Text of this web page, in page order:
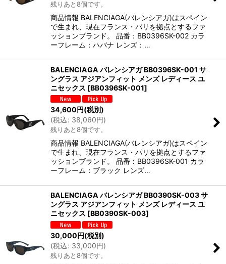
残りあと8個です。
商品情報 BALENCIAGA(バレンシアガ)はスペイン
で生まれ、現在フランス・パリを拠点とするファ
ッションブランド。 品番：BB0396SK-002 カラ
ーフレーム：ハバナ レンズ：…
BALENCIAGA バレンシアガ BB0396SK-001 サ
ングラス アジアンフィット メンズ レディース ユ
ニセックス [BB0396SK-001]
34,600円(税別)
(税込: 38,060円)
残りあと8個です。
商品情報 BALENCIAGA(バレンシアガ)はスペイン
で生まれ、現在フランス・パリを拠点とするファ
ッションブランド。 品番：BB0396SK-001 カラ
ーフレーム：ブラック レンズ…
BALENCIAGA バレンシアガ BB0390SK-003 サ
ングラス アジアンフィット メンズ レディース ユ
ニセックス [BB0390SK-003]
30,000円(税別)
(税込: 33,000円)
残りあと8個です。